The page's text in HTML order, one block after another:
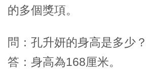
的多個獎項。
問：孔升妍的身高是多少？
答：身高為168厘米。